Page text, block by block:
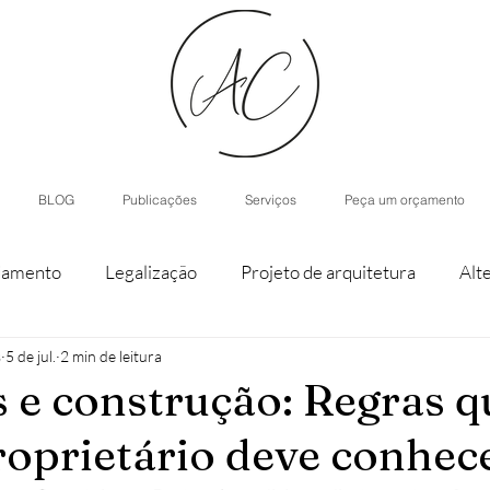
BLOG Publicações Serviços Peça um orçamento
Legalização Projeto de arquitetura
de parcela
Casas modulares Inteligência Artificial
e construção: Regras
deve
5 de jul. 2 min de leitura